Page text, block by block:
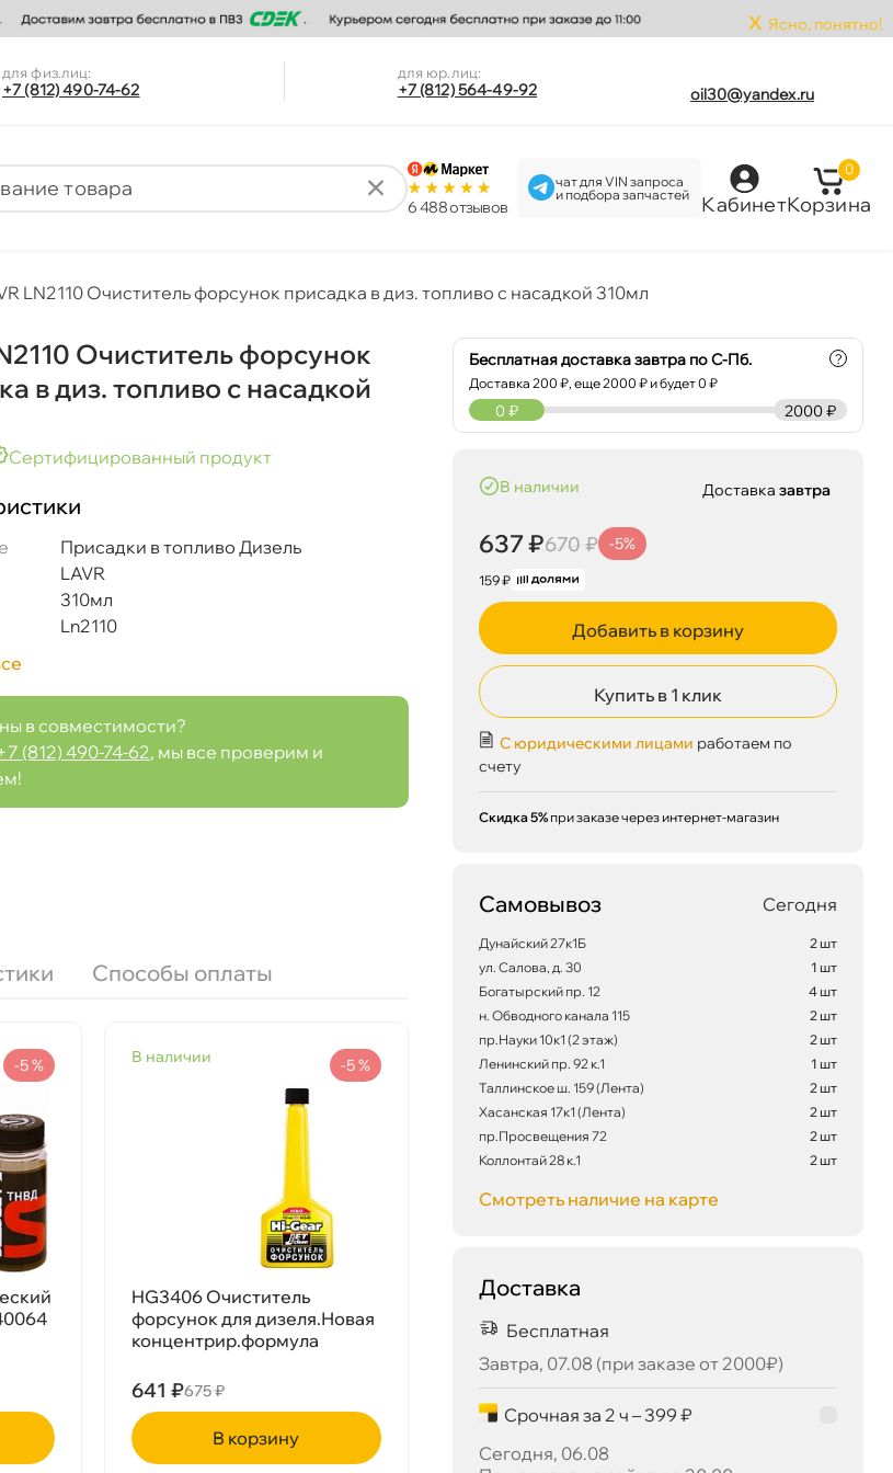
x Ясно, понятно!
для физ.лиц:
+7 (812) 490-74-62
для юр.лиц:
+7 (812) 564-49-92 oil30@yandex.ru
6 488 отзыво
чат для VIN запроса
и подбора запчастей
Кабинет
0
Корзина
LN2110 Очиститель форсунок присадка в диз. топливо с насадкой 310мл
Очиститель форсунок
в диз. топливо с насадкой
Сертифицированный продукт
Присадки в топливо Дизель
LAVR
310мл
Ln2110
в совместимости?
(812) 490-74-62, мы все проверим и
Способы оплаты
-5 %
HG3406 Очиститель
форсунок для дизеля.Новая
концентрир.формула
наличии
641 ₽
-5 %
675 ₽
корзину
Бесплатная доставка завтра по С-Пб.
Доставка200 ₽, еще2000 ₽ и будет 0 ₽
?
2000 ₽
0 ₽
наличии
637 ₽670 ₽ -5%
159 ₽
Доставказавтра
Добавить в корзину
Купить в 1 клик
С юридическими лицами работаем по
счету
Скидка 5% при заказе через интернет-магазин
Самовывоз Сегодня
Дунайский 27к1Б
2 шт
ул. Салова, д. 30
1 шт
Богатырский пр. 12
4 шт
н. Обводного канала 115
2 шт
пр.Науки 10к1 (2 этаж)
2 шт
Ленинский пр. 92 к.1
1 шт
Таллинское ш. 159 (Лента)
2 шт
Хасанская 17к1 (Лента)
2 шт
пр.Просвещения 72
2 шт
Коллонтай 28 к.1
2 шт
Смотреть наличие на карте
Доставка
Бесплатная
Завтра, 07.08 (при заказе от 2000₽)
Срочная за 2 ч – 399 ₽
Сегодня, 06.08
с насадкой 310мл 637 ₽670 ₽ корзину